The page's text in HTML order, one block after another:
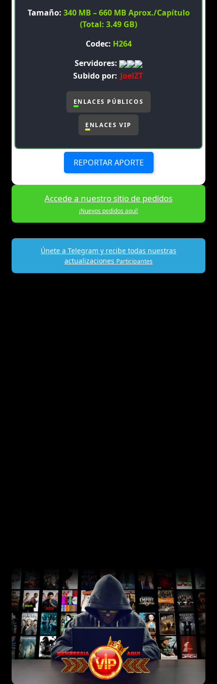
Tamaño: 340 MB – 660 MB Aprox./Capítulo
(Total: 3.49 GB)
Codec: H264
Servidores:
Subido por: JoelZT
ENLACES PÚBLICOS
ENLACES VIP
REPORTAR APORTE
Accede a nuestro sitio de pedidos
¡Nuevos pedidos aquí!
Únete a Telegram y recibe todas nuestras
actualizaciones Participantes